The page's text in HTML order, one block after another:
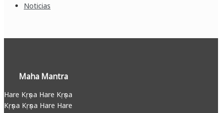
Noticias
Maha Mantra
Hare Kṛṣṇa Hare Kṛṣṇa
Kṛṣṇa Kṛṣṇa Hare Hare